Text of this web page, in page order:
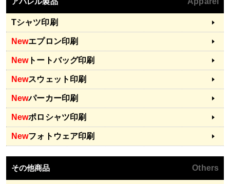
Tシャツ印刷
Newエプロン印刷
Newトートバッグ印刷
Newスウェット印刷
Newパーカー印刷
Newポロシャツ印刷
Newフォトウェア印刷
その他商品 Others